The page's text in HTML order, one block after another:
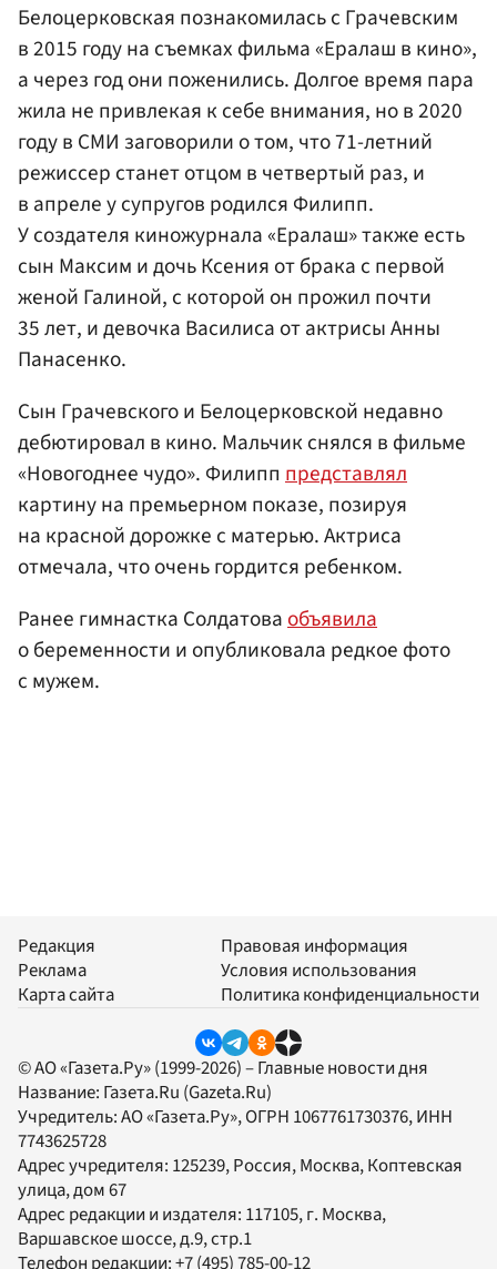
Белоцерковская познакомилась с Грачевским
в 2015 году на съемках фильма «Ералаш в кино»,
а через год они поженились. Долгое время пара
жила не привлекая к себе внимания, но в 2020
году в СМИ заговорили о том, что 71-летний
режиссер станет отцом в четвертый раз, и
в апреле у супругов родился Филипп.
У создателя киножурнала «Ералаш» также есть
сын Максим и дочь Ксения от брака с первой
женой Галиной, с которой он прожил почти
35 лет, и девочка Василиса от актрисы Анны
Панасенко.
Сын Грачевского и Белоцерковской недавно
дебютировал в кино. Мальчик снялся в фильме
«Новогоднее чудо». Филипп представлял
картину на премьерном показе, позируя
на красной дорожке с матерью. Актриса
отмечала, что очень гордится ребенком.
Ранее гимнастка Солдатоваобъявила
о беременности и опубликовала редкое фото
с мужем.
Редакция
Реклама
Карта сайта
Правовая информация
Условия использования
Политика конфиденциальности
© АО «Газета.Ру» (1999-2026) – Главные новости дня
Название: Газета.Ru (Gazeta.Ru)
Учредитель:АО «Газета.Ру», ОГРН 1067761730376, ИНН
7743625728
Адрес учредителя: 125239, Россия, Москва, Коптевская
улица, дом 67
Адрес редакции и издателя: 117105, г. Москва,
Варшавское шоссе, д.9, стр.1